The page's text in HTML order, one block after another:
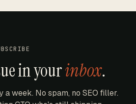
in yourinbox.
a week. No spam, no SEO filler.